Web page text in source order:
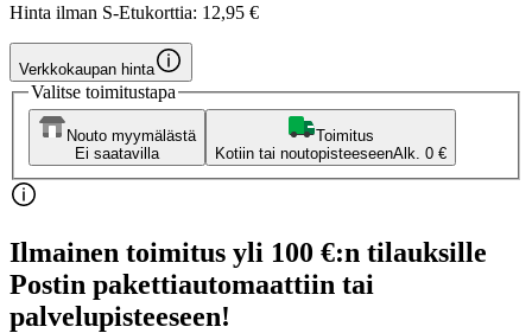
Hinta ilman S-Etukorttia: 12,95 €
Verkkokaupan hinta
Valitse toimitustapa
Nouto myymälästä
Ei saatavilla
Toimitus
Kotiin tai noutopisteeseenAlk. 0 €
Ilmainen toimitus yli 100 €:n tilauksille
Postin pakettiautomaattiin tai
palvelupisteeseen!